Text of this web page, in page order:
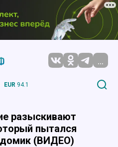
...
EUR 94.1
разыскивают
пытался
(ВИДЕО)